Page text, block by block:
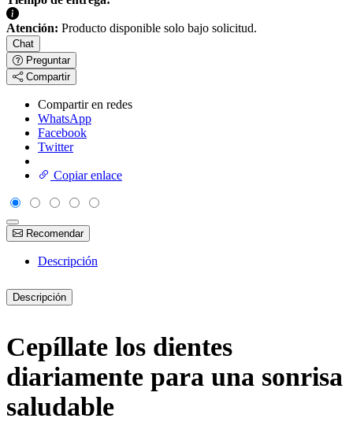
Atención: Producto disponible solo bajo solicitud.
Chat
Preguntar
Compartir
Compartir en redes
WhatsApp
Facebook
Twitter
Copiar enlace
Recomendar
Descripción
Descripción
Cepíllate los dientes
diariamente para una sonrisa
saludable